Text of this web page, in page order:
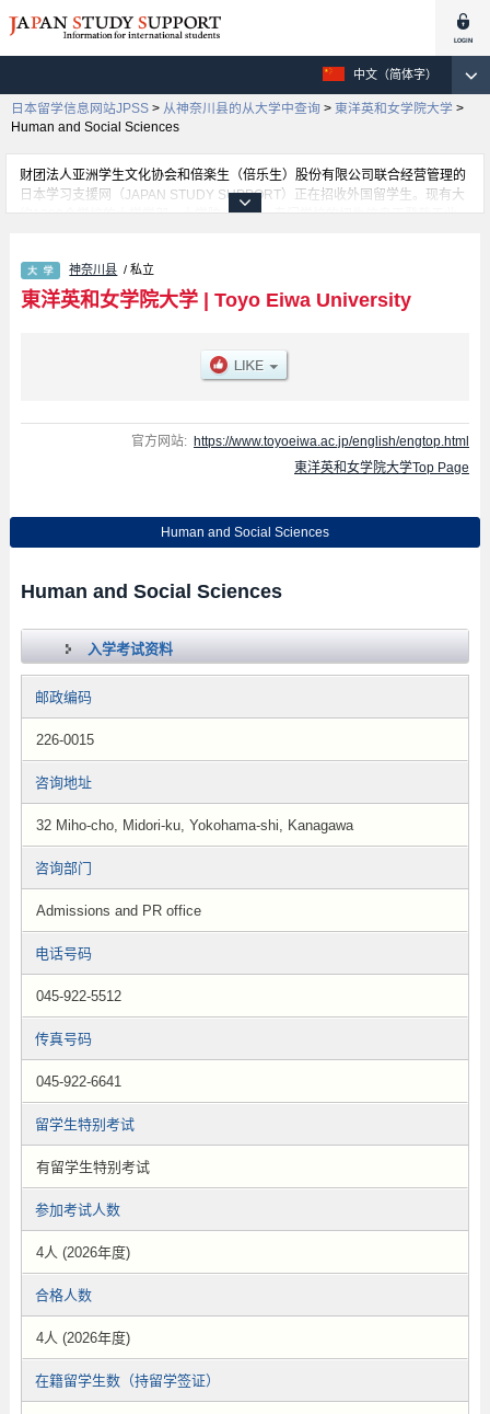
中文（简体字）
日本留学信息网站JPSS > 从神奈川县的从大学中查询 > 東洋英和女学院大学 >
Human and Social Sciences
财团法人亚洲学生文化协会和倍楽生（倍乐生）股份有限公司联合经营管理的
日本学习支援网（JAPAN STUDY SUPPORT）正在招收外国留学生。现有大
约1300个学校的大学学部、大学院、短大、专门学校的招生信息正登载于此
Sciences 学部等各学部的不同信息。招收名额、合格人数等考试信息，以及
设施介绍、联系方式等外国留学生必要的信息都登载于此，请务必查阅和利用
此网。
神奈川县 / 私立
東洋英和女学院大学| Toyo Eiwa University
官方网站: https://www.toyoeiwa.ac.jp/english/engtop.html
東洋英和女学院大学Top Page
Human and Social Sciences
Human and Social Sciences
入学考试资料
邮政编码
226-0015
咨询地址
32 Miho-cho, Midori-ku, Yokohama-shi, Kanagawa
咨询部门
Admissions and PR office
电话号码
045-922-5512
传真号码
045-922-6641
留学生特别考试
有留学生特别考试
参加考试人数
4人 (2026年度)
合格人数
4人 (2026年度)
在籍留学生数（持留学签证）